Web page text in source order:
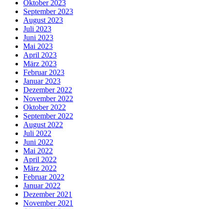
Oktober 2023
September 2023
August 2023
Juli 2023
Juni 2023
Mai 2023
April 2023
März 2023
Februar 2023
Januar 2023
Dezember 2022
November 2022
Oktober 2022
September 2022
August 2022
Juli 2022
Juni 2022
Mai 2022
April 2022
März 2022
Februar 2022
Januar 2022
Dezember 2021
November 2021